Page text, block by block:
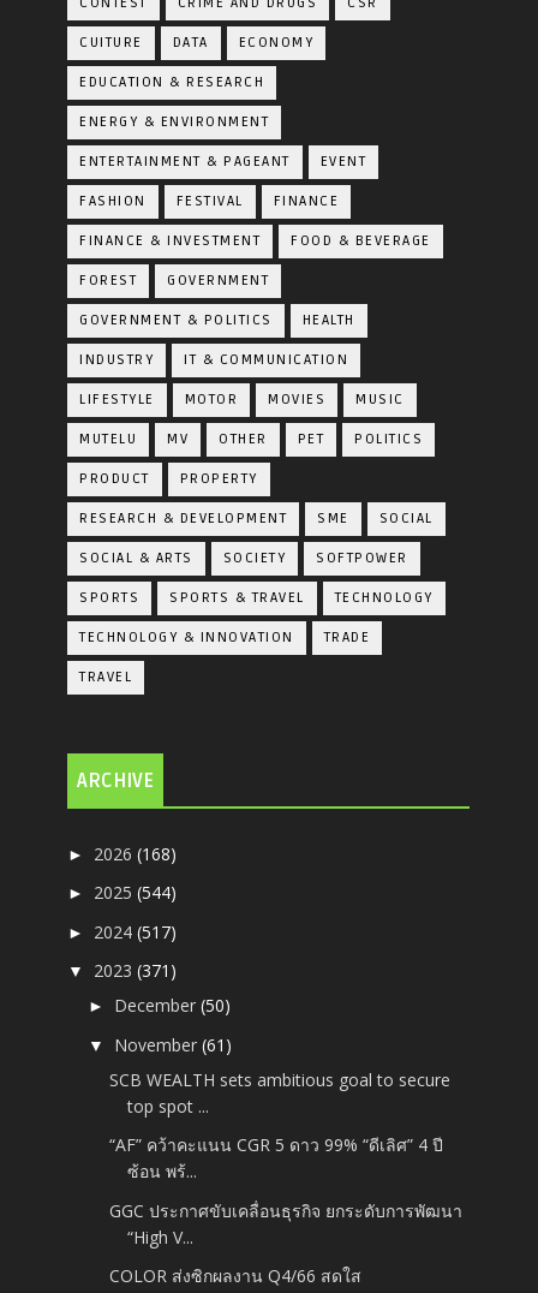
CUITURE DATA ECONOMY
EDUCATION & RESEARCH
ENERGY & ENVIRONMENT
ENTERTAINMENT & PAGEANT EVENT
FASHION FESTIVAL FINANCE
FINANCE & INVESTMENT FOOD & BEVERAGE
FOREST GOVERNMENT
GOVERNMENT & POLITICS HEALTH
INDUSTRY IT & COMMUNICATION
LIFESTYLE MOTOR MOVIES MUSIC
MUTELU MV OTHER PET POLITICS
PRODUCT PROPERTY
RESEARCH & DEVELOPMENT SME SOCIAL
SOCIAL & ARTS SOCIETY SOFTPOWER
SPORTS SPORTS & TRAVEL TECHNOLOGY
TECHNOLOGY & INNOVATION TRADE
TRAVEL
ARCHIVE
► 2026(168)
► 2025(544)
► 2024(517)
▼ 2023(371)
► December(50)
▼ November(61)
SCB WEALTH sets ambitious goal to secure
top spot ...
“AF” คว้าคะแนน CGR 5 ดาว 99% “ดีเลิศ” 4 ปี
ซ้อน พร้...
GGC ประกาศขับเคลื่อนธุรกิจ ยกระดับการพัฒนา
“High V...
COLOR ส่งซิกผลงาน Q4/66 สดใส